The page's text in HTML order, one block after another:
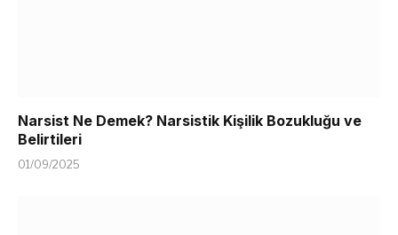
Narsist Ne Demek? Narsistik Kişilik Bozukluğu ve
Belirtileri
01/09/2025